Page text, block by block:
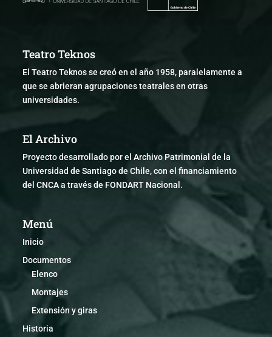
Teatro Teknos
El Teatro Teknos se creó en el año 1958, paralelamente a
que se abrieran agrupaciones teatrales en otras
universidades.
El Archivo
Proyecto desarrollado por el Archivo Patrimonial de la
Universidad de Santiago de Chile, con el financiamiento
del CNCA a través de FONDART Nacional.
Menú
Inicio
Documentos
Elenco
Montajes
Extensión y giras
Historia